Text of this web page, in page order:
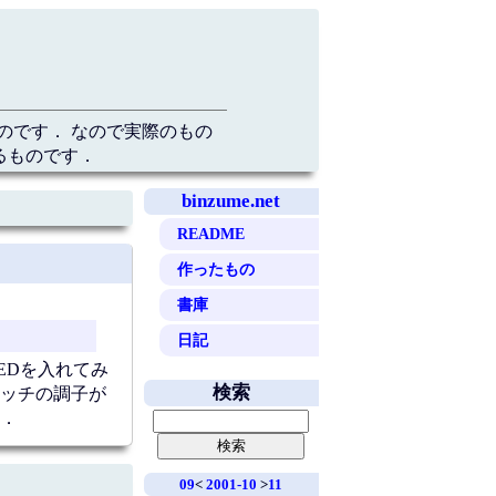
です． なので実際のもの
のです．
binzume.net
README
作ったもの
書庫
日記
を入れてみ
チの調子が
検索
09<2001-10 >11